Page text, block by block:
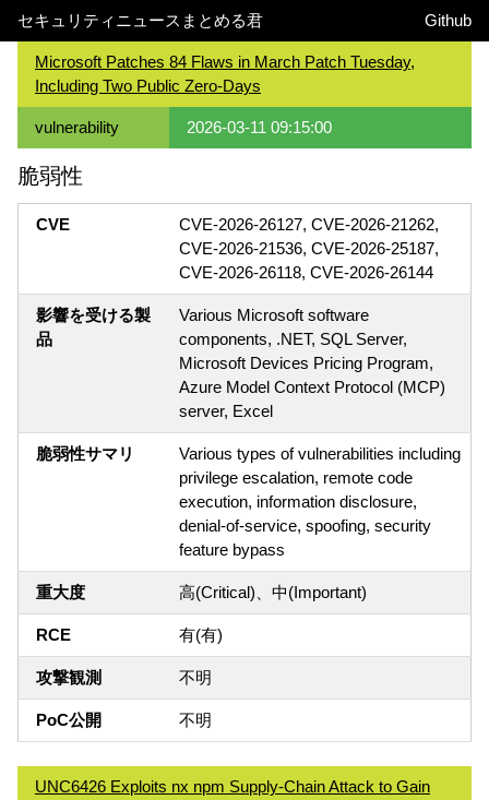
セキュリティニュースまとめる君 Github
Microsoft Patches 84 Flaws in March Patch Tuesday,
Including Two Public Zero-Days
vulnerability 2026-03-11 09:15:00
脆弱性
CVE
CVE-2026-26127, CVE-2026-21262,
CVE-2026-21536, CVE-2026-25187,
CVE-2026-26118, CVE-2026-26144
影響を受ける製
品
Various Microsoft software
components, .NET, SQL Server,
Microsoft Devices Pricing Program,
Azure Model Context Protocol (MCP)
server, Excel
脆弱性サマリ
Various types of vulnerabilities including
privilege escalation, remote code
execution, information disclosure,
denial-of-service, spoofing, security
feature bypass
重大度 高(Critical)、中(Important)
RCE 有(有)
攻撃観測 不明
PoC公開 不明
UNC6426 Exploits nx npm Supply-Chain Attack to Gain